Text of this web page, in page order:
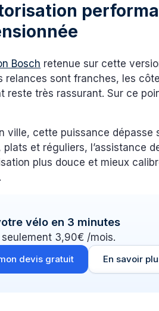
Bosch retenue sur cette
relances sont franches, les
reste très rassurant. Sur ce
ville, cette puissance dépasse
et réguliers, l’assistance
plus douce et mieux
vélo en 3 minutes
3,90€ /mois.
devis gratuit En savoir